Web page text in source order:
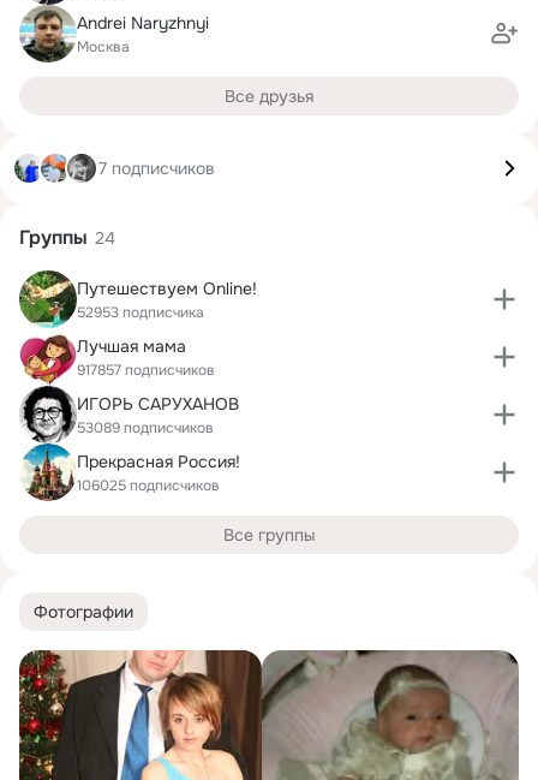
Фотографии
Andrei Naryzhnyi
Москва
Все друзья
7 подписчиков
Группы 24
Путешествуем Online!
52953 подписчика
Лучшая мама
917857 подписчиков
ИГОРЬ САРУХАНОВ
53089 подписчиков
Прекрасная Россия!
106025 подписчиков
Все группы